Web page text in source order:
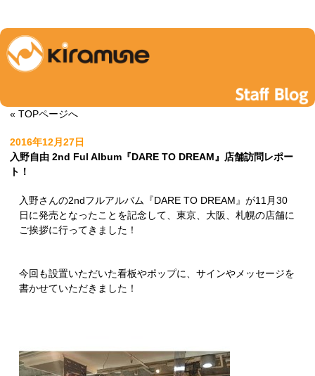
« TOPページへ
2016年12月27日
入野自由 2nd Ful Album『DARE TO DREAM』店舗訪問レポー
ト！
入野さんの2ndフルアルバム『DARE TO DREAM』が11月30
日に発売となったことを記念して、東京、大阪、札幌の店舗に
ご挨拶に行ってきました！
今回も設置いただいた看板やポップに、サインやメッセージを
書かせていただきました！